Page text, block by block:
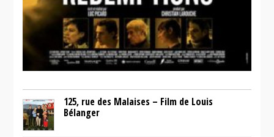
125, rue des Malaises – Film de Louis
Bélanger